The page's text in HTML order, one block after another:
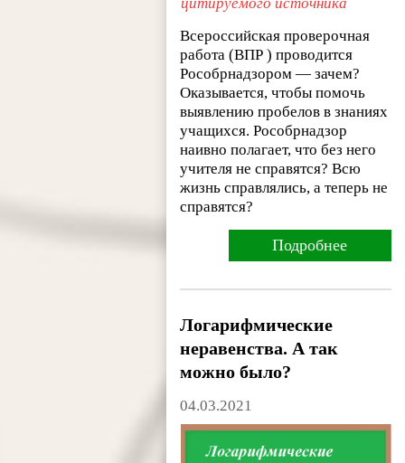
Всероссийская проверочная
работа (ВПР ) проводится
Рособрнадзором — зачем?
Оказывается, чтобы помочь
выявлению пробелов в знаниях
учащихся. Рособрнадзор
наивно полагает, что без него
учителя не справятся? Всю
жизнь справлялись, а теперь не
справятся?
Подробнее
Логарифмические
неравенства. А так
можно было?
04.03.2021